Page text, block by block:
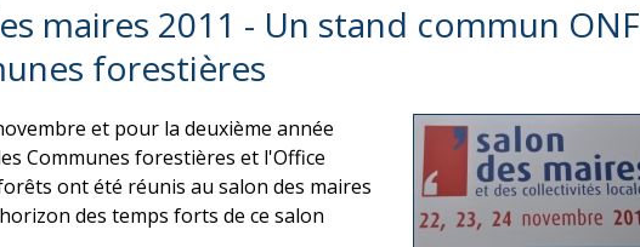
maires 2011 - Un stand commun ONF
forestières
et pour la deuxième année
Communes forestières et l'Office
ont été réunis au salon des maires
des temps forts de ce salon